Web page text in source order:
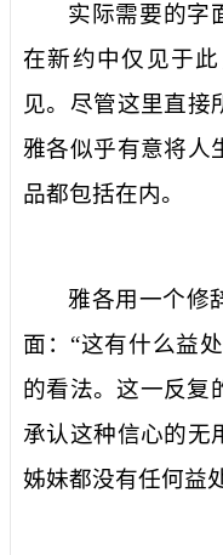
实际需要的字
在新约中仅见于
见。尽管这里直接
雅各似乎有意将人
品都包括在内。
雅各用一个修
面：“这有什么益处
的看法。这一反复
承认这种信心的无
姊妹都没有任何益